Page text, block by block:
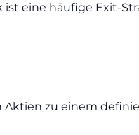
eine häufige Exit-
zu einem